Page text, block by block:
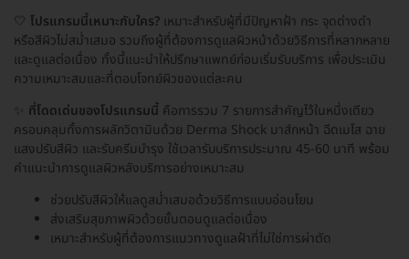
🤍 โปรแกรมนี้เหมาะกับใคร? เหมาะสำหรับผู้ที่มีปัญหาฝ้า กระ จุดด่างดำ
หรือสีผิวไม่สม่ำเสมอ รวมถึงผู้ที่ต้องการดูแลผิวหน้าด้วยวิธีการที่หลากหลาย
และดูแลต่อเนื่อง ทั้งนี้แนะนำให้ปรึกษาแพทย์ก่อนเริ่มรับบริการ เพื่อประเมิน
ความเหมาะสมและที่ตอบโจทย์ผิวของแต่ละคน
ที่โดดเด่นของโปรแกรมนี้ คือการรวม 7 รายการสำคัญไว้ในหนึ่งเดียว
ครอบคลุมทั้งการผลักวิตามินด้วย Derma Shock มาส์กหน้า ฉีดเมโส ฉาย
แสงปรับสีผิว และรับครีมบำรุง ใช้เวลารับบริการประมาณ 45-60 นาที พร้อม
คำแนะนำการดูแลผิวหลังบริการอย่างเหมาะสม
ช่วยปรับสีผิวให้แลดูสม่ำเสมอด้วยวิธีการแบบอ่อนโยน
ส่งเสริมสุขภาพผิวด้วยขั้นตอนดูแลต่อเนื่อง
เหมาะสำหรับผู้ที่ต้องการแนวทางดูแลฝ้าที่ไม่ใช่การผ่าตัด